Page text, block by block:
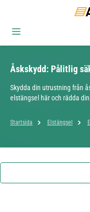
Åskskydd: Pålitlig
Skydda din utrustning från
elstängsel här och rädda
Startsida Elstängsel